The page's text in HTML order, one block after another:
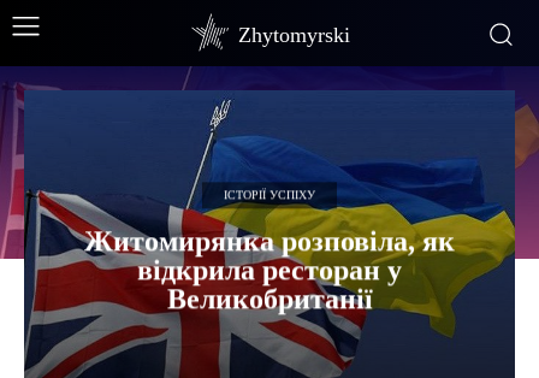
Zhytomyrski
ІСТОРІЇ УСПІХУ
Житомирянка розповіла, як
відкрила ресторан у
Великобританії